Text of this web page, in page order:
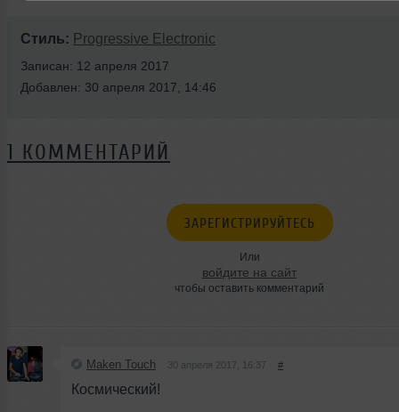
Стиль: Progressive Electronic
Записан: 12 апреля 2017
Добавлен: 30 апреля 2017, 14:46
1 КОММЕНТАРИЙ
ЗАРЕГИСТРИРУЙТЕСЬ
Или
войдите на сайт
чтобы оставить комментарий
Maken Touch 30 апреля 2017, 16:37 #
Космический!